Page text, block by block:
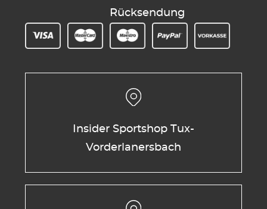
Rücksendung
Insider Sportshop Tux-
Vorderlanersbach